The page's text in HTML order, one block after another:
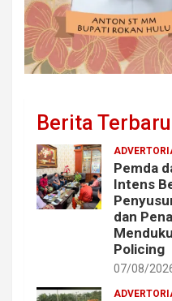
Berita Terbaru
Pemda
Intens
dan
Policing
07/08/